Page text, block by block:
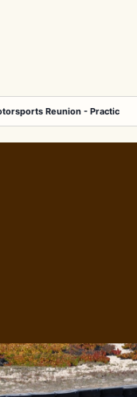
Reunion - Practice